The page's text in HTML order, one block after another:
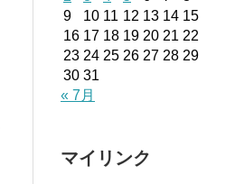
9
10 11 12 13 14 15
16 17 18 19 20 21 22
23 24 25 26 27 28 29
30 31
« 7月
マイリンク